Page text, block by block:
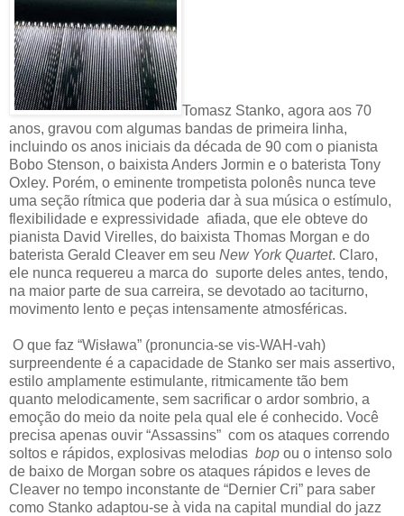
Tomasz Stanko, agora aos 70
anos, gravou com algumas bandas de primeira linha,
incluindo os anos iniciais da década de 90 com o pianista
Bobo Stenson, o baixista Anders Jormin e o baterista Tony
Oxley. Porém, o eminente trompetista polonês nunca teve
uma seção rítmica que poderia dar à sua música o estímulo,
flexibilidade e expressividade afiada, que ele obteve do
pianista David Virelles, do baixista Thomas Morgan e do
baterista Gerald Cleaver em seu New York Quartet. Claro,
ele nunca requereu a marca do suporte deles antes, tendo,
na maior parte de sua carreira, se devotado ao taciturno,
movimento lento e peças intensamente atmosféricas.
O que faz “Wisława” (pronuncia-se vis-WAH-vah)
surpreendente é a capacidade de Stanko ser mais assertivo,
estilo amplamente estimulante, ritmicamente tão bem
quanto melodicamente, sem sacrificar o ardor sombrio, a
emoção do meio da noite pela qual ele é conhecido. Você
precisa apenas ouvir “Assassins” com os ataques correndo
soltos e rápidos, explosivas melodias bop ou o intenso solo
de baixo de Morgan sobre os ataques rápidos e leves de
Cleaver no tempo inconstante de “Dernier Cri” para saber
como Stanko adaptou-se à vida na capital mundial do jazz